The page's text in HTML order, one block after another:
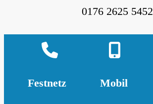
0176 2625 5452
Microsoft 365 Drucker-Service
PartnerDatenschutz
Festnetz Mobil